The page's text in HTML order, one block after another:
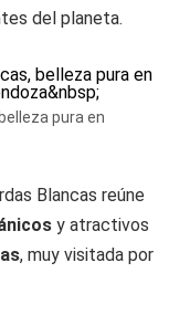
del planeta.
pura en
Blancas reúne
y atractivos
, muy visitada por